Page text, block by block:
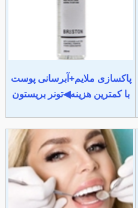
پاکسازی ملایم+آبرسانی پوست
با کمترین هزینه◀تونر بریستون